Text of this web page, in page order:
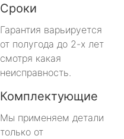
Сроки
Гарантия варьируется
от полугода до 2-х лет
смотря какая
неисправность.
Комплектующие
Мы применяем детали
только от